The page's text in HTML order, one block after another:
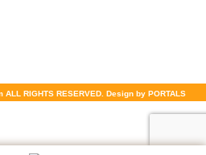
RIGHTS RESERVED. Design by PORTALS